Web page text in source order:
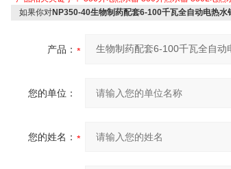
如果你对NP350-40生物制药配套6-100千瓦全自动电热水
产品：
您的单位：
您的姓名：